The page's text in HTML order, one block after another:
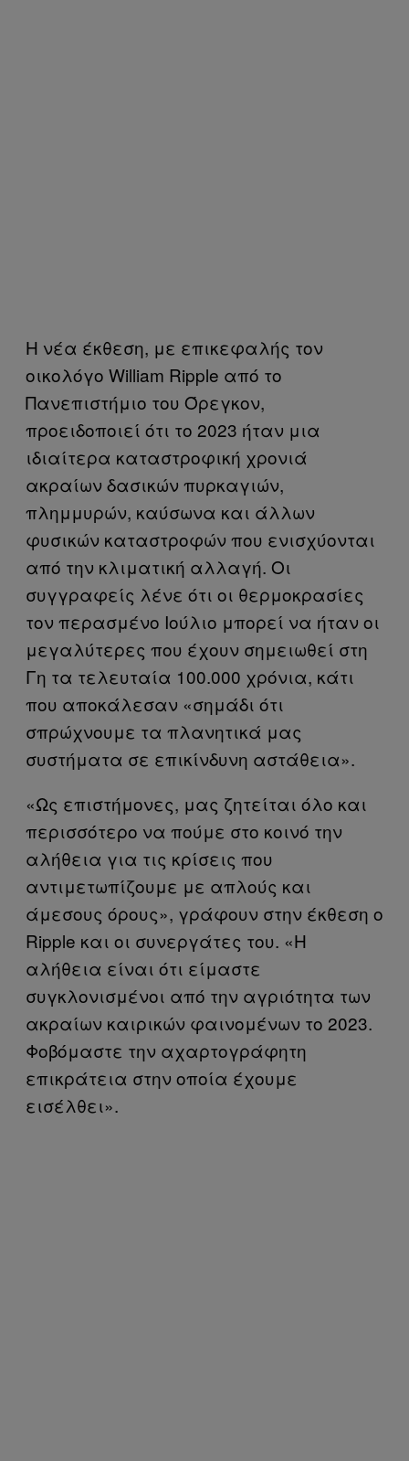
Η νέα έκθεση, με επικεφαλής τον
οικολόγο William Ripple από το
Πανεπιστήμιο του Όρεγκον,
προειδοποιεί ότι το 2023 ήταν μια
ιδιαίτερα καταστροφική χρονιά
ακραίων δασικών πυρκαγιών,
πλημμυρών, καύσωνα και άλλων
φυσικών καταστροφών που ενισχύονται
από την κλιματική αλλαγή. Οι
συγγραφείς λένε ότι οι θερμοκρασίες
τον περασμένο Ιούλιο μπορεί να ήταν οι
μεγαλύτερες που έχουν σημειωθεί στη
Γη τα τελευταία 100.000 χρόνια, κάτι
που αποκάλεσαν «σημάδι ότι
σπρώχνουμε τα πλανητικά μας
συστήματα σε επικίνδυνη αστάθεια».
«Ως επιστήμονες, μας ζητείται όλο και
περισσότερο να πούμε στο κοινό την
αλήθεια για τις κρίσεις που
αντιμετωπίζουμε με απλούς και
άμεσους όρους», γράφουν στην έκθεση ο
Ripple και οι συνεργάτες του. «Η
αλήθεια είναι ότι είμαστε
συγκλονισμένοι από την αγριότητα των
ακραίων καιρικών φαινομένων το 2023.
Φοβόμαστε την αχαρτογράφητη
επικράτεια στην οποία έχουμε
εισέλθει».